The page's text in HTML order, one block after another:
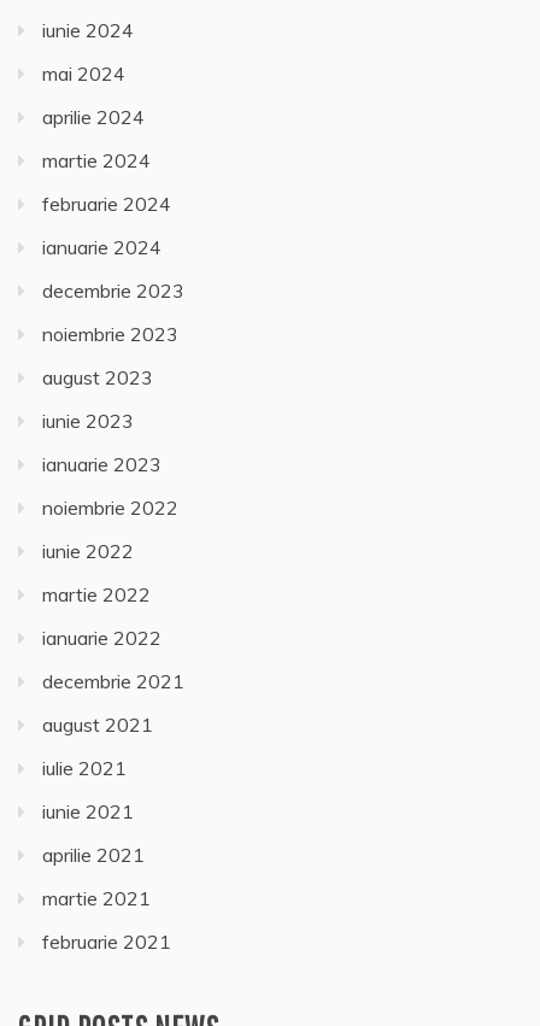
iunie 2024
mai 2024
aprilie 2024
martie 2024
februarie 2024
ianuarie 2024
decembrie 2023
noiembrie 2023
august 2023
iunie 2023
ianuarie 2023
noiembrie 2022
iunie 2022
martie 2022
ianuarie 2022
decembrie 2021
august 2021
iulie 2021
iunie 2021
aprilie 2021
martie 2021
februarie 2021